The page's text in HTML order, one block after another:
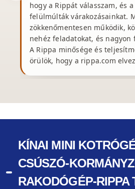
hogy a Rippát válasszam, és
felülmúlták várakozásainkat.
zökkenőmentesen működik,
nehéz feladatokat, és nagyon
A Rippa minősége és
örülök, hogy a rippa.com
KÍNAI MINI
CSÚSZÓ-
RAKODÓGÉP-RIPPA